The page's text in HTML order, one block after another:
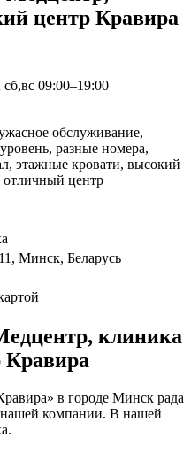
центр Кравира
09:00–19:00
обслуживание,
разные номера,
этажные кровати, высокий
отличный центр
Минск, Беларусь
клиника
в городе Минск рада
нашей компании. В нашей